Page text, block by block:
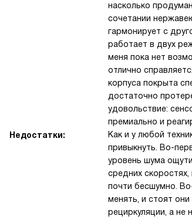
насколько
сочетании
гармонирует с
работает в двух
меня пока нет
отлично
корпуса покрыта
достаточно
удовольствие:
премиально и
Недостатки:
Как и у любой
привыкнуть. Во-
уровень шума
средних
почти бесшумно.
менять, и стоят
рециркуляции, а не